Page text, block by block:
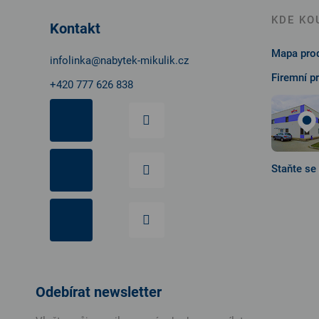
Kontakt
infolinka@nabytek-mikulik.cz
+420 777 626 838
KDE
Mapa
Firemní
Staňte
Odebírat newsletter